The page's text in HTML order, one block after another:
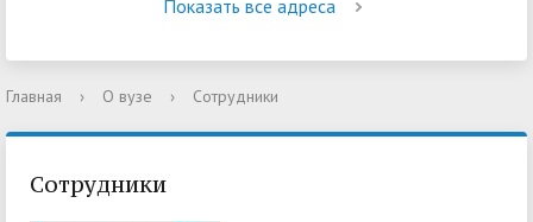
Показать все адреса
Главная › О вузе › Сотрудники
Сотрудники